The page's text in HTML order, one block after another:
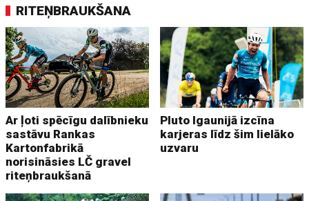
RITEŅBRAUKŠANA
Ar ļoti spēcīgu dalībnieku
sastāvu Rankas
Kartonfabrikā
norisināsies LČ gravel
riteņbraukšanā
Pluto Igaunijā izcīna
karjeras līdz šim lielāko
uzvaru